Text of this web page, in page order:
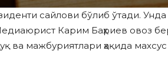
сайлови бўлиб ўтади.
Карим Баҳриев овоз
ва мажбуриятлари ҳақида